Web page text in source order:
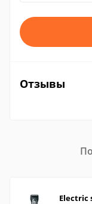
Отзывы
Electric